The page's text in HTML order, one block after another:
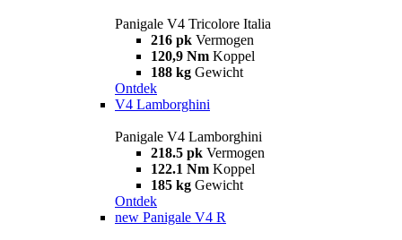
Panigale V4 Tricolore Italia
216 pk Vermogen
120,9 Nm Koppel
188 kg Gewicht
Ontdek
V4 Lamborghini
Panigale V4 Lamborghini
218.5 pk Vermogen
122.1 Nm Koppel
185 kg Gewicht
Ontdek
new Panigale V4 R